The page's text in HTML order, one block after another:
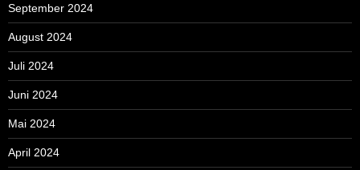
September 2024
August 2024
Juli 2024
Juni 2024
Mai 2024
April 2024